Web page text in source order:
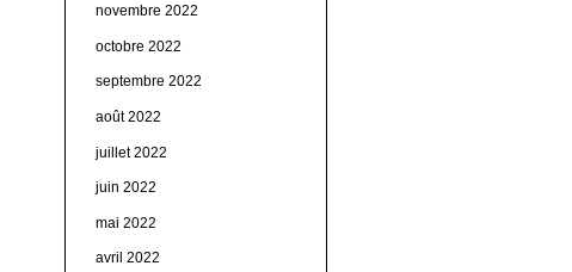
novembre 2022
octobre 2022
septembre 2022
août 2022
juillet 2022
juin 2022
mai 2022
avril 2022